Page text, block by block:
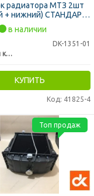
радиатора МТЗ 2шт
+ нижний) СТАНДАРТ
в наличии
DK-1351-01
Дорожня карта
КУПИТЬ
Код: 41825-4
Топ продаж